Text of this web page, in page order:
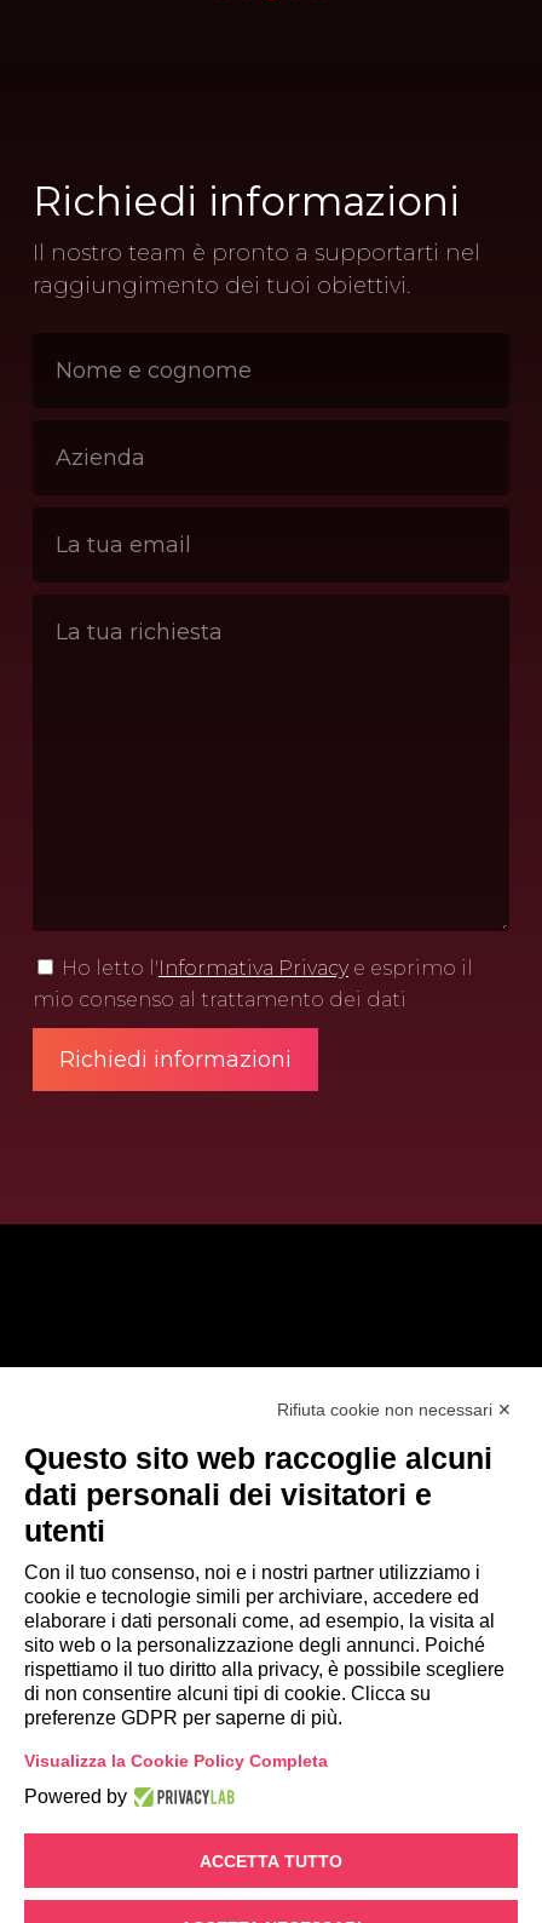
Richiedi informazioni
Il nostro team è pronto a supportarti nel
raggiungimento dei tuoi obiettivi.
Ho letto l'Informativa Privacye esprimo il
mio consenso al trattamento dei dati
Reggio, 37 - 42124 Reggio Emilia (RE)
Capitale sociale €300.000,00 i.v Cod. fiscale e
Partita Iva 02642250357 - R.E.A. RE 300430 - PEC
cyberoo51@legalmail.it
Privacy Policy
Registro Nazionale degli Aiuti di Stato
Modifica preferenze GDPR
Rifiuta cookie non necessari ✕
Questo sito web raccoglie alcuni
dati personali dei visitatori e
utenti
Con il tuo consenso, noi e i nostri partner utilizziamo i
cookie e tecnologie simili per archiviare, accedere ed
elaborare i dati personali come, ad esempio, la visita al
sito web o la personalizzazione degli annunci. Poiché
rispettiamo il tuo diritto alla privacy, è possibile scegliere
di non consentire alcuni tipi di cookie. Clicca su
preferenze GDPR per saperne di più.
Visualizza la Cookie Policy Completa
Powered by
ACCETTA TUTTO